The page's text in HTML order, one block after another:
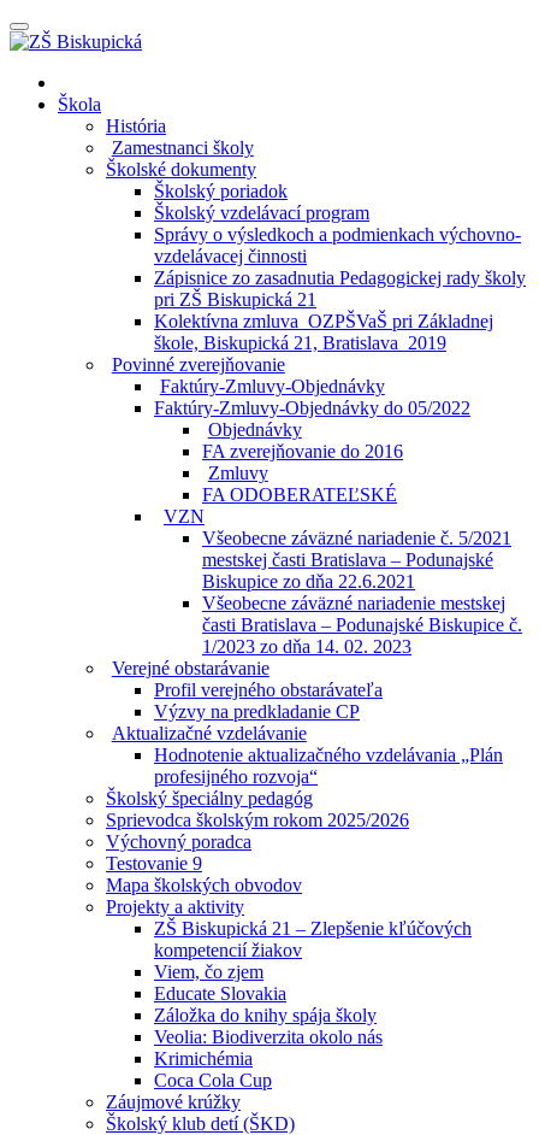
Prepínateľná
navigácia
Prejsť
Škola
História
Zamestnanci školy
Školské dokumenty
Školský poriadok
Školský vzdelávací program
Správy o výsledkoch a podmienkach výchovno-
vzdelávacej činnosti
Zápisnice zo zasadnutia Pedagogickej rady školy
pri ZŠ Biskupická 21
Kolektívna zmluva_OZPŠVaŠ pri Základnej
škole, Biskupická 21, Bratislava_2019
Povinné zverejňovanie
Faktúry-Zmluvy-Objednávky
Faktúry-Zmluvy-Objednávky do 05/2022
Objednávky
FA zverejňovanie do 2016
Zmluvy
FA ODOBERATEĽSKÉ
VZN
Všeobecne záväzné nariadenie č. 5/2021
mestskej časti Bratislava – Podunajské
Biskupice zo dňa 22.6.2021
Všeobecne záväzné nariadenie mestskej
časti Bratislava – Podunajské Biskupice č.
1/2023 zo dňa 14. 02. 2023
Verejné obstarávanie
Profil verejného obstarávateľa
Výzvy na predkladanie CP
Aktualizačné vzdelávanie
Hodnotenie aktualizačného vzdelávania „Plán
profesijného rozvoja“
Školský špeciálny pedagóg
Sprievodca školským rokom 2025/2026
Výchovný poradca
Testovanie 9
Mapa školských obvodov
Projekty a aktivity
ZŠ Biskupická 21 – Zlepšenie kľúčových
kompetencií žiakov
Viem, čo zjem
Educate Slovakia
Záložka do knihy spája školy
Veolia: Biodiverzita okolo nás
Krimichémia
Coca Cola Cup
Záujmové krúžky
Školský klub detí (ŠKD)